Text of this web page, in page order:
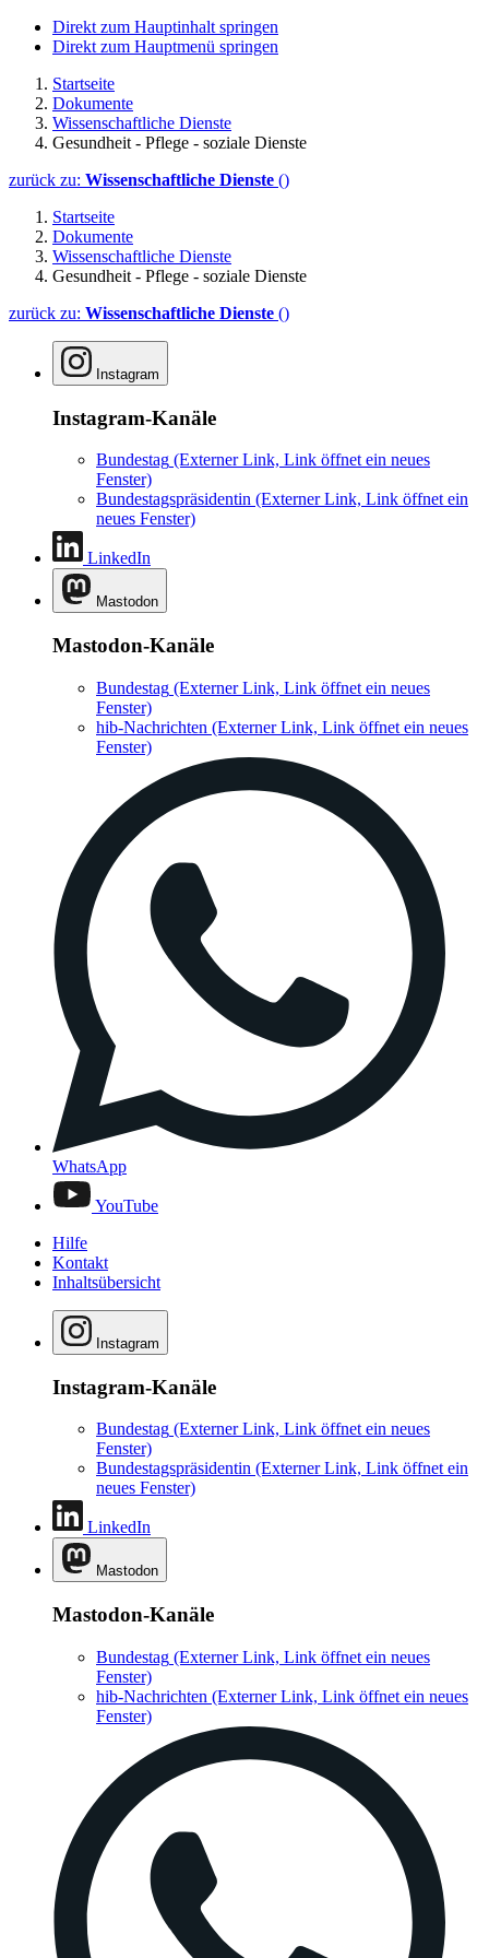
Direkt zum Hauptinhalt springen
Direkt zum Hauptmenü springen
Startseite
Dokumente
Wissenschaftliche Dienste
Gesundheit - Pflege - soziale Dienste
zurück zu: Wissenschaftliche Dienste ()
Startseite
Dokumente
Wissenschaftliche Dienste
Gesundheit - Pflege - soziale Dienste
zurück zu: Wissenschaftliche Dienste ()
Instagram
Instagram-Kanäle
Bundestag (Externer Link, Link öffnet ein neues
Fenster)
Bundestagspräsidentin (Externer Link, Link öffnet ein
neues Fenster)
LinkedIn
Mastodon
Mastodon-Kanäle
Bundestag (Externer Link, Link öffnet ein neues
Fenster)
hib-Nachrichten (Externer Link, Link öffnet ein neues
Fenster)
WhatsApp
YouTube
Hilfe
Kontakt
Inhaltsübersicht
Instagram
Instagram-Kanäle
Bundestag (Externer Link, Link öffnet ein neues
Fenster)
Bundestagspräsidentin (Externer Link, Link öffnet ein
neues Fenster)
LinkedIn
Mastodon
Mastodon-Kanäle
Bundestag (Externer Link, Link öffnet ein neues
Fenster)
hib-Nachrichten (Externer Link, Link öffnet ein neues
Fenster)